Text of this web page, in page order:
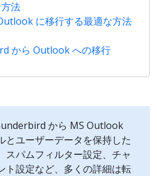
法
に移行する最適な方法
から Outlook への移行
から MS Outlook
とユーザーデータを保持した
スパムフィルター設定、チャ
ト設定など、多くの詳細は転